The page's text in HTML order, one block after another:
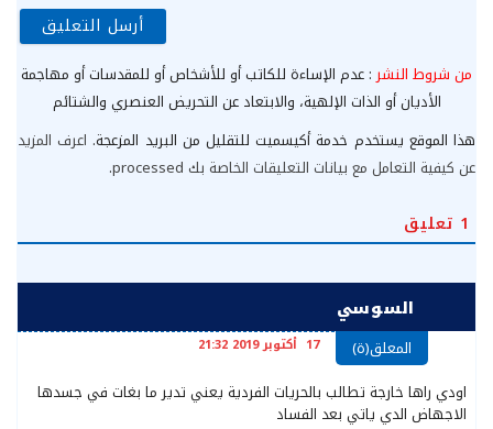
من شروط النشر : عدم الإساءة للكاتب أو للأشخاص أو للمقدسات أو مهاجمة
الأديان أو الذات الإلهية، والابتعاد عن التحريض العنصري والشتائم
هذا الموقع يستخدم خدمة أكيسميت للتقليل من البريد المزعجة. اعرف المزيد
عن كيفية التعامل مع بيانات التعليقات الخاصة بك processed
.
1 تعليق
السوسي
المعلق(ة) 17 أكتوبر 2019 21:32
اودي راها خارجة تطالب بالحريات الفردية يعني تدير ما بغات في جسدها
الاجهاض الدي ياتي بعد الفساد